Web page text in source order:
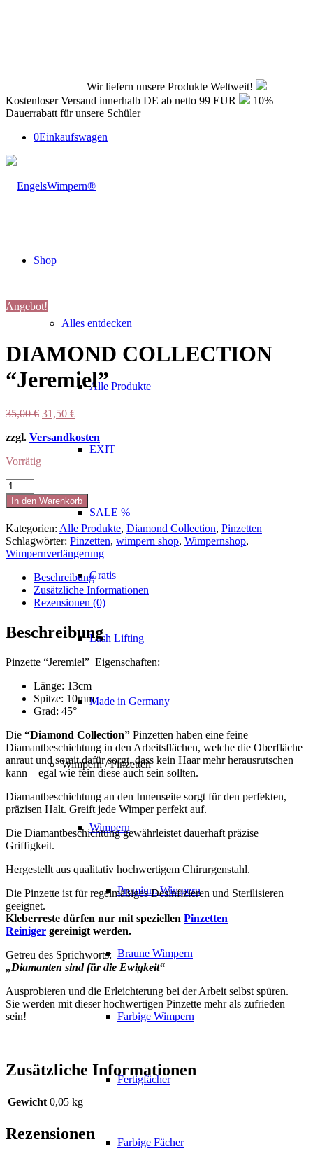
Wir liefern unsere Produkte Weltweit!
Kostenloser Versand innerhalb DE ab netto 99 EUR
10%
Dauerrabatt für unsere Schüler
0Einkaufswagen
Shop
Alles entdecken
Alle Produkte
EXIT
SALE %
Gratis
Lash Lifting
Made in Germany
Wimpern / Pinzetten
Wimpern
Premium Wimpern
Braune Wimpern
Farbige Wimpern
Fertigfächer
Farbige Fächer
Angebot!
DIAMOND COLLECTION
“Jeremiel”
35,00€ Ursprünglicher
war:
31,50 €Aktueller
ist:
31,50 €.
zzgl. Versandkosten
Vorrätig
DIAMOND
COLLECTION
“Jeremiel”
Menge
In den Warenkorb
Kategorien: Alle Produkte, Diamond Collection, Pinzetten
Schlagwörter: Pinzetten, wimpern shop, Wimpernshop,
Wimpernverlängerung
Beschreibung
Zusätzliche Informationen
Rezensionen (0)
Beschreibung
Pinzette “Jeremiel” Eigenschaften:
Länge: 13cm
Spitze: 10mm
Grad: 45°
Die “Diamond Collection” Pinzetten haben eine feine
Diamantbeschichtung in den Arbeitsflächen, welche die Oberfläche
anraut und somit dafür sorgt, dass kein Haar mehr herausrutschen
kann – egal wie fein diese auch sein sollten.
Diamantbeschichtung an den Innenseite sorgt für den perfekten,
präzisen Halt. Greift jede Wimper perfekt auf.
Die Diamantbeschichtung gewährleistet dauerhaft präzise
Griffigkeit.
Hergestellt aus qualitativ hochwertigem Chirurgenstahl.
Die Pinzette ist für regelmäßiges Desinfizieren und Sterilisieren
geeignet.
Kleberreste dürfen nur mit speziellen Pinzetten
Reiniger gereinigt werden.
Getreu des Sprichworts:
„Diamanten sind für die Ewigkeit“
Ausprobieren und die Erleichterung bei der Arbeit selbst spüren.
Sie werden mit dieser hochwertigen Pinzette mehr als zufrieden
sein!
Zusätzliche Informationen
Gewicht 0,05 kg
Rezensionen